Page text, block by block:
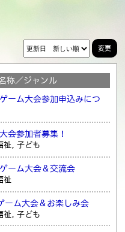
変更
称／ジャンル
ーム大会参加申込みにつ
会参加者募集！
祉, 子ども
ーム大会＆交流会
祉
ーム大会＆お楽しみ会
祉, 子ども